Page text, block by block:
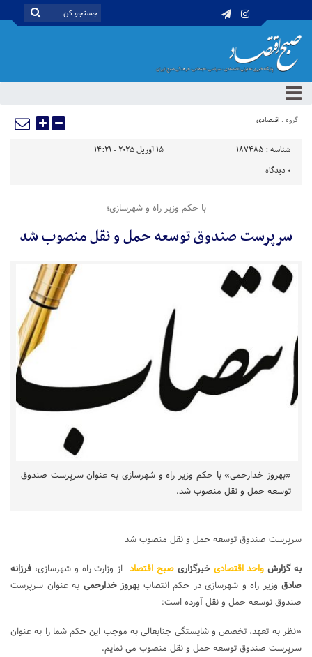
گروه : اقتصادی
شناسه : 187485
15 آوریل 2025 - 14:21
0 دیدگاه
با حکم وزیر راه و شهرسازی؛
سرپرست صندوق توسعه حمل و نقل منصوب شد
«بهروز خدارحمی» با حکم وزیر راه و شهرسازی به عنوان سرپرست صندوق
توسعه حمل و نقل منصوب شد.
سرپرست صندوق توسعه حمل و نقل منصوب شد
به گزارش واحد اقتصادی خبرگزاریصبح اقتصاد از وزارت راه و شهرسازی، فرزانه
صادق وزیر راه و شهرسازی در حکم انتصاب بهروز خدارحمی به عنوان سرپرست
صندوق توسعه حمل و نقل آورده است:
«نظر به تعهد، تخصص و شایستگی جنابعالی به موجب این حکم شما را به عنوان
سرپرست صندوق توسعه حمل و نقل منصوب می نمایم.